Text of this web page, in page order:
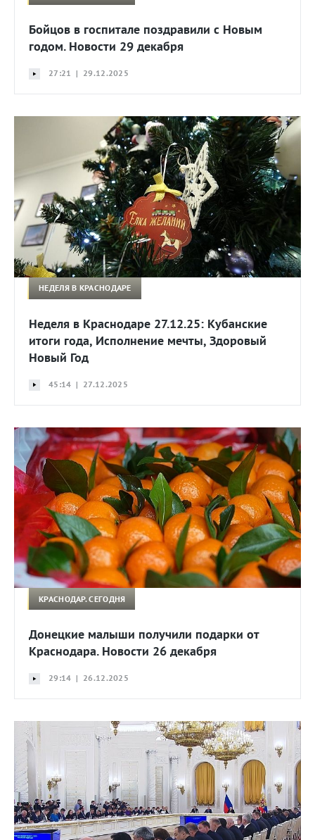
Бойцов в госпитале поздравили с Новым
годом. Новости 29 декабря
27:21 | 29.12.2025
НЕДЕЛЯ В КРАСНОДАРЕ
Неделя в Краснодаре 27.12.25: Кубанские
итоги года, Исполнение мечты, Здоровый
Новый Год
45:14 | 27.12.2025
КРАСНОДАР. СЕГОДНЯ
Донецкие малыши получили подарки от
Краснодара. Новости 26 декабря
29:14 | 26.12.2025